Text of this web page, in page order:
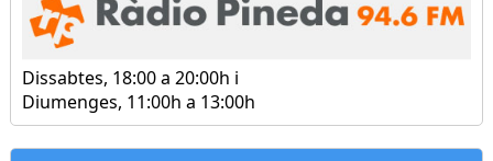
Dissabtes, 18:00 a 20:00h i
Diumenges, 11:00h a 13:00h